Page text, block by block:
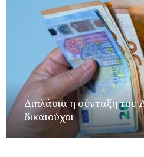
Διπλάσια η σύνταξη του
δικαιούχοι